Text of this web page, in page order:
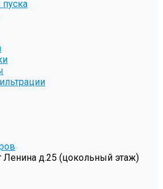
пуска
Ленина д.25 (цокольный этаж)